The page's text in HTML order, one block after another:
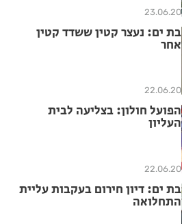
23.06.20
בת ים: נעצר קטין ששדד קטין
אחר
22.06.20
הפועל חולון: בצליעה לבית
העליון
22.06.20
בת ים: דיון חירום בעקבות עליית
התחלואה